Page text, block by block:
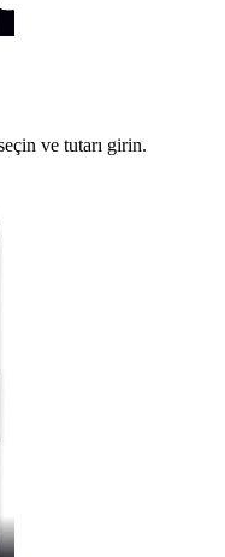
ve tutarı girin.